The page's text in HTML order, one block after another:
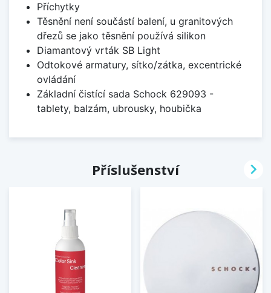
Příchytky
Těsnění není součástí balení, u granitových
dřezů se jako těsnění používá silikon
Diamantový vrták SB Light
Odtokové armatury, sítko/zátka, excentrické
ovládání
Základní čistící sada Schock 629093 -
tablety, balzám, ubrousky, houbička
Příslušenství 